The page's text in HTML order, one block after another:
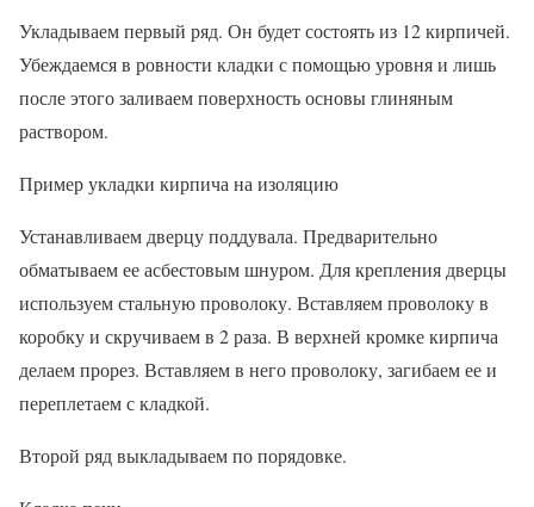
Укладываем первый ряд. Он будет состоять из 12 кирпичей.
Убеждаемся в ровности кладки с помощью уровня и лишь
после этого заливаем поверхность основы глиняным
раствором.
Пример укладки кирпича на изоляцию
Устанавливаем дверцу поддувала. Предварительно
обматываем ее асбестовым шнуром. Для крепления дверцы
используем стальную проволоку. Вставляем проволоку в
коробку и скручиваем в 2 раза. В верхней кромке кирпича
делаем прорез. Вставляем в него проволоку, загибаем ее и
переплетаем с кладкой.
Второй ряд выкладываем по порядовке.